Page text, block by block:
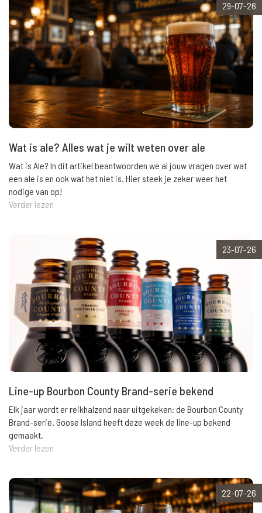
29-07-26
Wat is ale? Alles wat je wilt weten over ale
Wat is Ale? In dit artikel beantwoorden we al jouw vragen over wat
een ale is en ook wat het niet is. Hier steek je zeker weer het
nodige van op!
Verder lezen
23-07-26
Line-up Bourbon County Brand-serie bekend
Elk jaar wordt er reikhalzend naar uitgekeken: de Bourbon County
Brand-serie. Goose Island heeft deze week de line-up bekend
gemaakt.
Verder lezen
22-07-26